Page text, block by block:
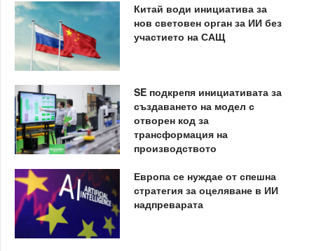
Китай води инициатива за
нов световен орган за ИИ без
участието на САЩ
SE подкрепя инициативата за
създаването на модел с
отворен код за
трансформация на
производството
Европа се нуждае от спешна
стратегия за оцеляване в ИИ
надпреварата